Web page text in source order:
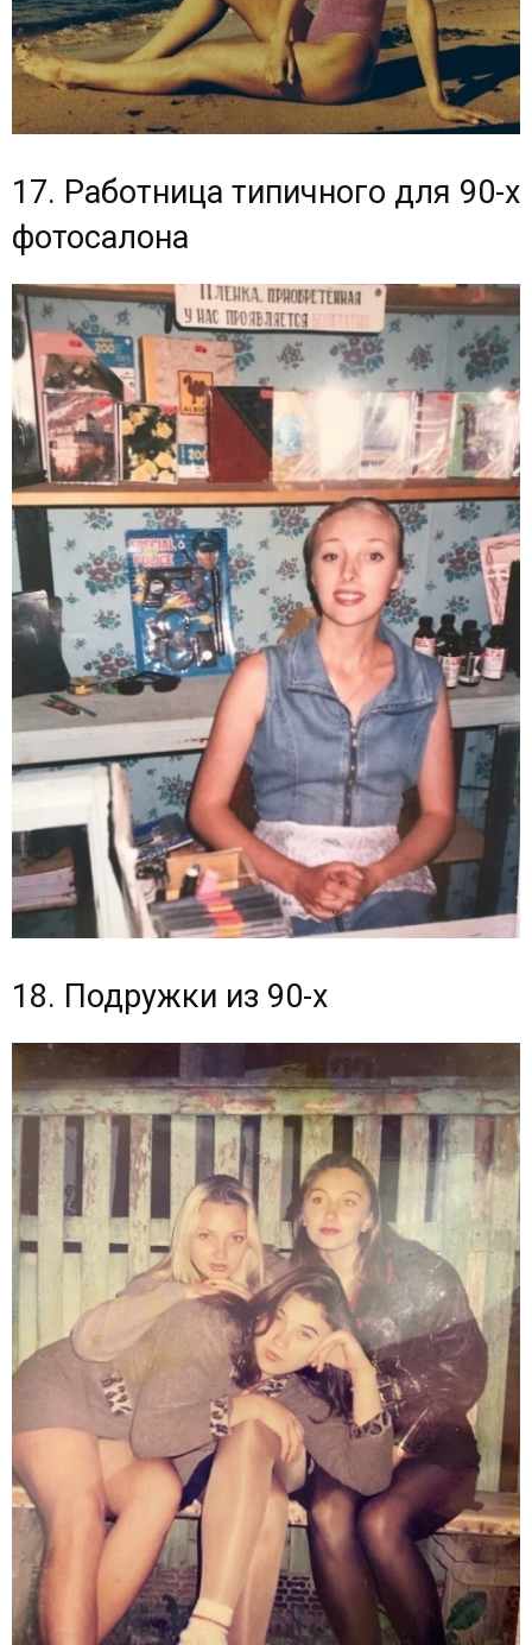
17. Работница типичного для 90-х
фотосалона
18. Подружки из 90-х